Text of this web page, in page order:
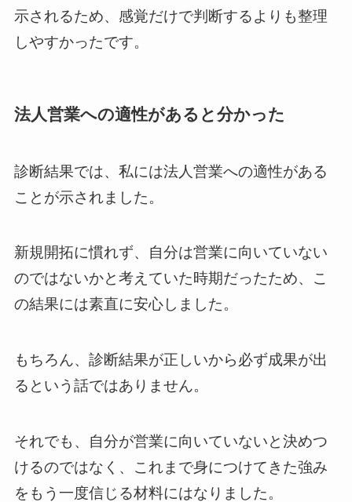
示されるため、感覚だけで判断するよりも整理
しやすかったです。
法人営業への適性があると分かった
診断結果では、私には法人営業への適性がある
ことが示されました。
新規開拓に慣れず、自分は営業に向いていない
のではないかと考えていた時期だったため、こ
の結果には素直に安心しました。
もちろん、診断結果が正しいから必ず成果が出
るという話ではありません。
それでも、自分が営業に向いていないと決めつ
けるのではなく、これまで身につけてきた強み
をもう一度信じる材料にはなりました。